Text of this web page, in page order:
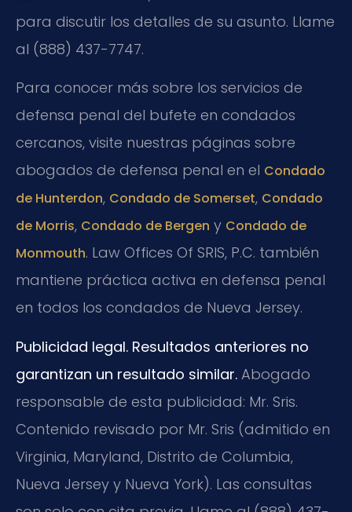
para discutir los detalles de su asunto. Llame
al (888) 437-7747.
Para conocer más sobre los servicios de
defensa penal del bufete en condados
cercanos, visite nuestras páginas sobre
abogados de defensa penal en el Condado
de Hunterdon, Condado de Somerset, Condado
de Morris, Condado de Bergen y Condado de
Monmouth. Law Offices Of SRIS, P.C. también
mantiene práctica activa en defensa penal
en todos los condados de Nueva Jersey.
Publicidad legal. Resultados anteriores no
garantizan un resultado similar. Abogado
responsable de esta publicidad: Mr. Sris.
Contenido revisado por Mr. Sris (admitido en
Virginia, Maryland, Distrito de Columbia,
Nueva Jersey y Nueva York). Las consultas